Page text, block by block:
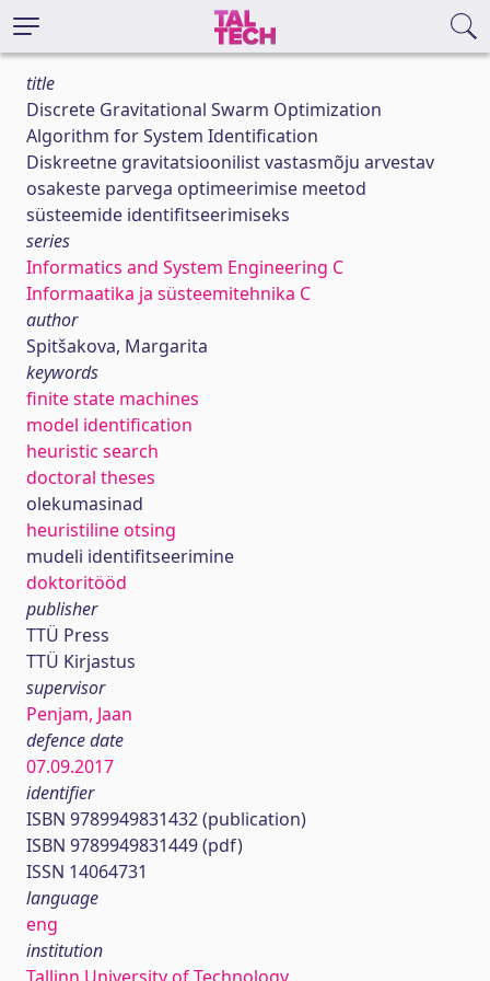
title
Discrete Gravitational Swarm Optimization
Algorithm for System Identification
Diskreetne gravitatsioonilist vastasmõju arvestav
osakeste parvega optimeerimise meetod
süsteemide identifitseerimiseks
series
Informatics and System Engineering C
Informaatika ja süsteemitehnika C
author
Spitšakova, Margarita
keywords
finite state machines
model identification
heuristic search
doctoral theses
olekumasinad
heuristiline otsing
mudeli identifitseerimine
doktoritööd
publisher
TTÜ Press
TTÜ Kirjastus
supervisor
Penjam, Jaan
defence date
07.09.2017
identifier
ISBN 9789949831432 (publication)
ISBN 9789949831449 (pdf)
ISSN 14064731
language
eng
institution